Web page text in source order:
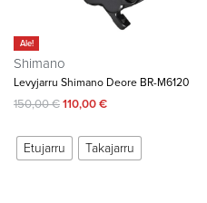
Ale!
Shimano
Levyjarru Shimano Deore BR-M6120
150,00€110,00€
Etujarru Takajarru